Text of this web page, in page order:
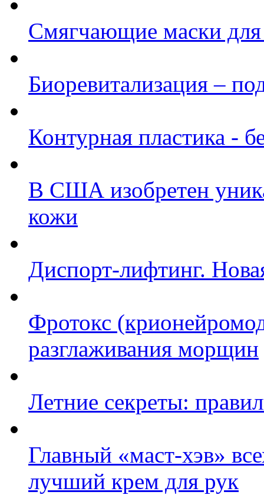
Cмягчающие маски
Биоревитализация –
Контурная пластика -
В США изобретен
кожи
Диспорт-лифтинг.
Фротокс
разглаживания морщин
Летние секреты:
Главный «маст-хэв»
лучший крем для рук